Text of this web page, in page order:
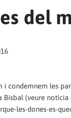
del
i condemnem les
Bisbal (veure
les-dones-es-